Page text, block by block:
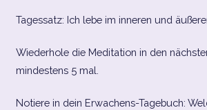
HOME1
IMPRESSUM/DATENSCHUTZ
Tagessatz: Ich lebe im inneren und
Wiederhole die Meditation in den
mindestens 5 mal.
Notiere in dein Erwachens-Tagebuch: